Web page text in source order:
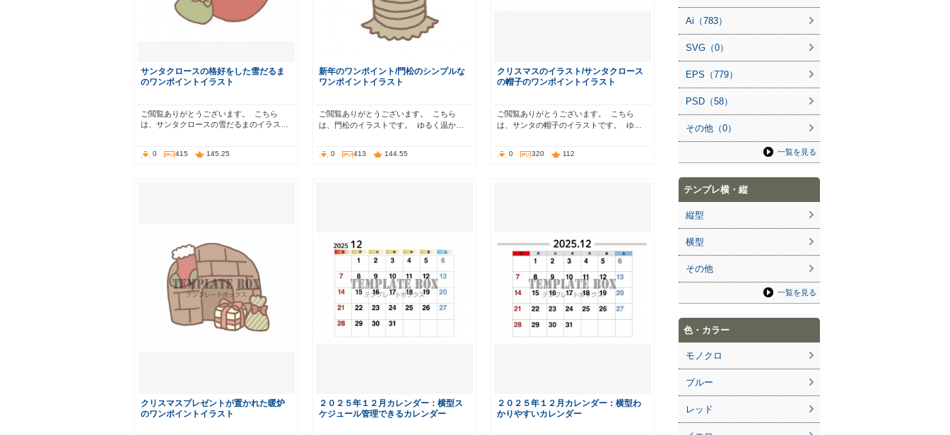
サンタクロースの格好をした雪だるま
のワンポイントイラスト
ご閲覧ありがとうございます。 こちら
は、サンタクロースの雪だるまのイラス…
0 415 145.25
新年のワンポイント/門松のシンプルな
ワンポイントイラスト
ご閲覧ありがとうございます。 こちら
は、門松のイラストです。 ゆるく温か…
0 413 144.55
クリスマスのイラスト/サンタクロース
の帽子のワンポイントイラスト
ご閲覧ありがとうございます。 こちら
は、サンタの帽子のイラストです。 ゆ…
0 320 112
クリスマスプレゼントが置かれた暖炉
のワンポイントイラスト
２０２５年１２月カレンダー：横型ス
ケジュール管理できるカレンダー
２０２５年１２月カレンダー：横型わ
かりやすいカレンダー
Ai（783）
SVG（0）
EPS（779）
PSD（58）
その他（0）
一覧を見る
テンプレ横・縦
縦型
横型
その他
一覧を見る
色・カラー
モノクロ
ブルー
レッド